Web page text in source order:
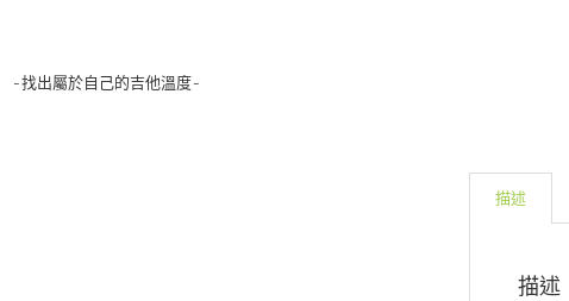
描述
描述
-找出屬於自己的吉他溫度-